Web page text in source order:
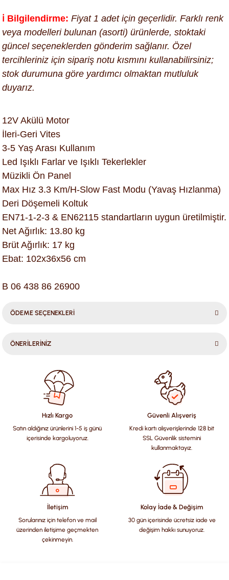
ℹ️ Bilgilendirme: Fiyat 1 adet için geçerlidir. Farklı renk
veya modelleri bulunan (asorti) ürünlerde, stoktaki
güncel seçeneklerden gönderim sağlanır. Özel
tercihleriniz için sipariş notu kısmını kullanabilirsiniz;
stok durumuna göre yardımcı olmaktan mutluluk
duyarız.
12V Akülü Motor
İleri-Geri Vites
3-5 Yaş Arası Kullanım
Led Işıklı Farlar ve Işıklı Tekerlekler
Müzikli Ön Panel
Max Hız 3.3 Km/H-Slow Fast Modu (Yavaş Hızlanma)
Deri Döşemeli Koltuk
EN71-1-2-3 & EN62115 standartların uygun üretilmiştir.
Net Ağırlık: 13.80 kg
Brüt Ağırlık: 17 kg
Ebat: 102x36x56 cm
B 06 438 86 26900
ÖDEME SEÇENEKLERİ
ÖNERİLERİNİZ
konularda yetersiz gördüğünüz noktaları öneri formunu
kullanarak tarafımıza iletebilirsiniz.
Görüş ve önerileriniz için teşekkür ederiz.
Ürün resmi kalitesiz, bozuk veya görüntülenemiyor.
Ürün açıklamasında eksik bilgiler bulunuyor.
Ürün bilgilerinde hatalar bulunuyor.
Ürün fiyatı diğer sitelerden daha pahalı.
Bu ürüne benzer farklı alternatifler olmalı.
Hızlı Kargo
Satın aldığınız ürünlerini 1-5 iş günü
içerisinde kargoluyoruz.
Güvenli Alışveriş
Kredi kartı alışverişlerinde 128 bit
SSL Güvenlik sistemini
kullanmaktayız.
İletişim
Sorularınız için telefon ve mail
üzerinden iletişime geçmekten
çekinmeyin.
Kolay İade & Değişim
30 gün içerisinde ücretsiz iade ve
değişim hakkı sunuyoruz.